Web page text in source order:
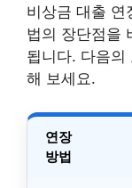
비상금 대출 연
법의 장단점을
됩니다. 다음의
해 보세요.
연장
방법